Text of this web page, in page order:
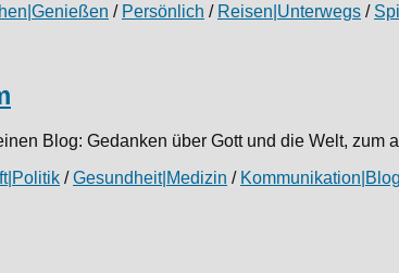
/ Persönlich / Reisen|Unterwegs /
Blog: Gedanken über Gott und die Welt,
/Gesundheit|Medizin /